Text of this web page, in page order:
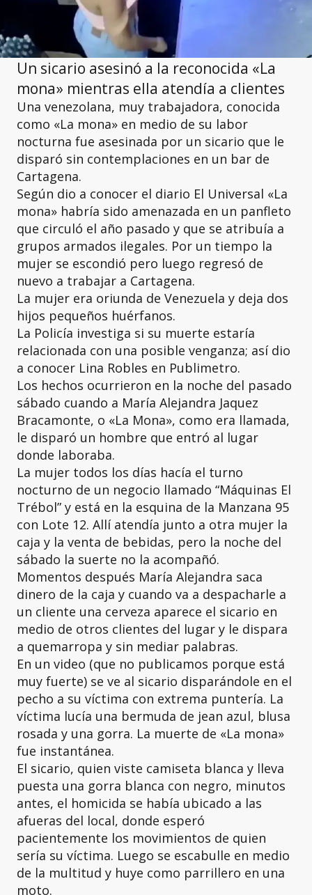
Un sicario asesinó a la reconocida «La
mona» mientras ella atendía a clientes
Una venezolana, muy trabajadora, conocida
como «La mona» en medio de su labor
nocturna fue asesinada por un sicario que le
disparó sin contemplaciones en un bar de
Cartagena.
Según dio a conocer el diario El Universal «La
mona» habría sido amenazada en un panfleto
que circuló el año pasado y que se atribuía a
grupos armados ilegales. Por un tiempo la
mujer se escondió pero luego regresó de
nuevo a trabajar a Cartagena.
La mujer era oriunda de Venezuela y deja dos
hijos pequeños huérfanos.
La Policía investiga si su muerte estaría
relacionada con una posible venganza; así dio
a conocer Lina Robles en Publimetro.
Los hechos ocurrieron en la noche del pasado
sábado cuando a María Alejandra Jaquez
Bracamonte, o «La Mona», como era llamada,
le disparó un hombre que entró al lugar
donde laboraba.
La mujer todos los días hacía el turno
nocturno de un negocio llamado “Máquinas El
Trébol” y está en la esquina de la Manzana 95
con Lote 12. Allí atendía junto a otra mujer la
caja y la venta de bebidas, pero la noche del
sábado la suerte no la acompañó.
Momentos después María Alejandra saca
dinero de la caja y cuando va a despacharle a
un cliente una cerveza aparece el sicario en
medio de otros clientes del lugar y le dispara
a quemarropa y sin mediar palabras.
En un video (que no publicamos porque está
muy fuerte) se ve al sicario disparándole en el
pecho a su víctima con extrema puntería. La
víctima lucía una bermuda de jean azul, blusa
rosada y una gorra. La muerte de «La mona»
fue instantánea.
El sicario, quien viste camiseta blanca y lleva
puesta una gorra blanca con negro, minutos
antes, el homicida se había ubicado a las
afueras del local, donde esperó
pacientemente los movimientos de quien
sería su víctima. Luego se escabulle en medio
de la multitud y huye como parrillero en una
moto.